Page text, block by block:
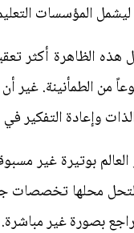
المؤسسات
هذه الظاهرة أكثر
من الطمأنينة.
وإعادة التفكير
العالم بوتيرة غير
محلها تخصصات
بصورة غير مباشرة.